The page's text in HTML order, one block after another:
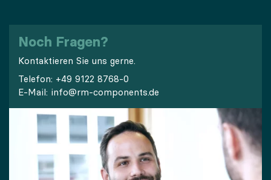
Noch Fragen?
Kontaktieren Sie uns gerne.
Telefon: +49 9122 8768-0
E-Mail: info@rm-components.de